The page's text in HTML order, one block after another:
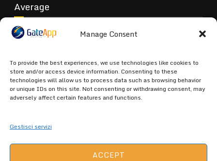
Manage Consent
To provide the best experiences, we use technologies like cookies to
store and/or access device information. Consenting to these
technologies will allow us to process data such as browsing behavior
or unique IDs on this site. Not consenting or withdrawing consent, may
adversely affect certain features and functions.
Gestisci servizi
ACCEPT
Average
Terrible